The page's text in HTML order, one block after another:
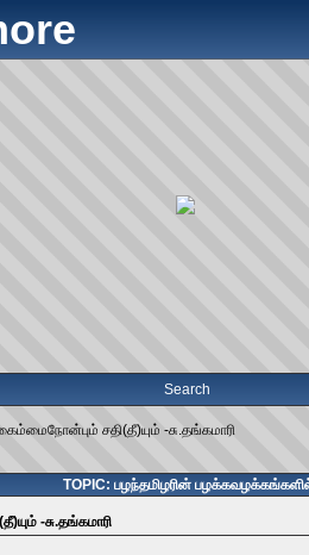
Search
சதி(தீ)யும் -சு.தங்கமாரி
TOPIC: பழந்தமிழரின்
-சு.தங்கமாரி